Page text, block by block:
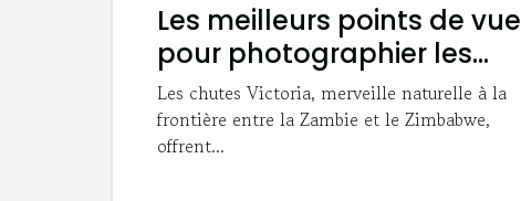
Les meilleurs points de vue
pour photographier les
chutes Victoria
Les chutes Victoria, merveille naturelle à la
frontière entre la Zambie et le Zimbabwe,
offrent...